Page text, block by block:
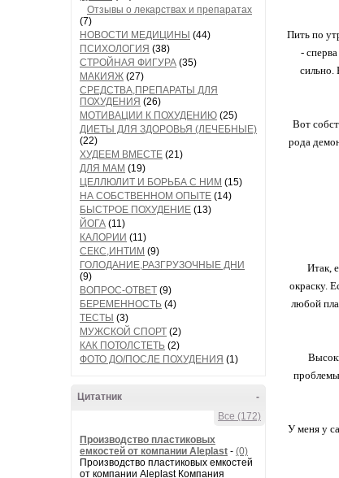
Отзывы о лекарствах и препаратах
(7)
НОВОСТИ МЕДИЦИНЫ (44)
ПСИХОЛОГИЯ (38)
СТРОЙНАЯ ФИГУРА (35)
МАКИЯЖ (27)
СРЕДСТВА,ПРЕПАРАТЫ ДЛЯ
ПОХУДЕНИЯ (26)
МОТИВАЦИИ К ПОХУДЕНИЮ (25)
ДИЕТЫ ДЛЯ ЗДОРОВЬЯ (ЛЕЧЕБНЫЕ)
(22)
ХУДЕЕМ ВМЕСТЕ (21)
ДЛЯ МАМ (19)
ЦЕЛЛЮЛИТ И БОРЬБА С НИМ (15)
НА СОБСТВЕННОМ ОПЫТЕ (14)
БЫСТРОЕ ПОХУДЕНИЕ (13)
ЙОГА (11)
КАЛОРИИ (11)
СЕКС,ИНТИМ (9)
ГОЛОДАНИЕ,РАЗГРУЗОЧНЫЕ ДНИ
(9)
ВОПРОС-ОТВЕТ (9)
БЕРЕМЕННОСТЬ (4)
ТЕСТЫ (3)
МУЖСКОЙ СПОРТ (2)
КАК ПОТОЛСТЕТЬ (2)
ФОТО ДО/ПОСЛЕ ПОХУДЕНИЯ (1)
-
Цитатник
Все (172)
Производство пластиковых
емкостей от компании Aleplast - (0)
Производство пластиковых емкостей
от компании Aleplast Компания
Пить по
-
сильно.
Вот
рода
Итак,
окраску.
любой
У меня у